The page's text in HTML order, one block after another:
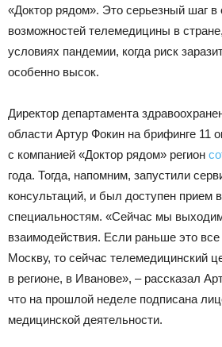
«Доктор рядом». Это серьезный шаг в
возможностей телемедицины в
условиях пандемии, когда риск
особенно высок.
Директор департамента
области Артур Фокин на брифинге 11
с компанией «Доктор рядом» регион
года. Тогда, напомним, запустили
консультаций, и был доступен прием
специальностям. «Сейчас мы
взаимодействия. Если раньше это
Москву, то сейчас телемедицинский
в регионе, в Иванове», – рассказал
что на прошлой неделе подписана
медицинской деятельности.